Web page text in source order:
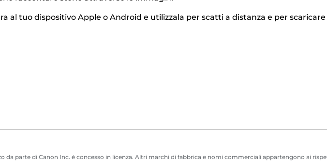
al tuo dispositivo Apple o Android e utilizzala per scatti a distanza e per scaricare
parte di Canon Inc. è concesso in licenza. Altri marchi di fabbrica e nomi commerciali appartengono ai